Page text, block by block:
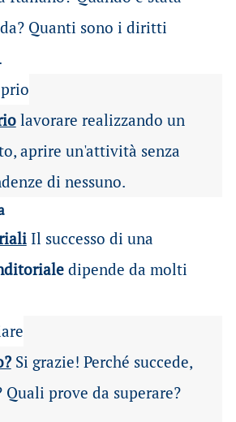
Quanti sono i diritti
lavorare realizzando un
aprire un'attività senza
di nessuno.
Il successo di una
dipende da molti
Si grazie! Perché succede,
Quali prove da superare?